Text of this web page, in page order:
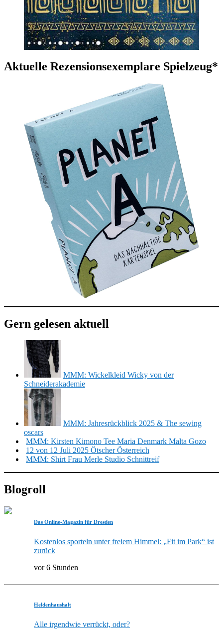
Aktuelle Rezensionsexemplare Spielzeug*
Gern gelesen aktuell
MMM: Wickelkleid Wicky von der
Schneiderakademie
MMM: Jahresrückblick 2025 & The sewing
oscars
MMM: Kirsten Kimono Tee Maria Denmark Malta Gozo
12 von 12 Juli 2025 Ötscher Österreich
MMM: Shirt Frau Merle Studio Schnittreif
Blogroll
Das Online-Magazin für Dresden
Kostenlos sporteln unter freiem Himmel: „Fit im Park“ ist
zurück
vor 6 Stunden
Heldenhaushalt
Alle irgendwie verrückt, oder?